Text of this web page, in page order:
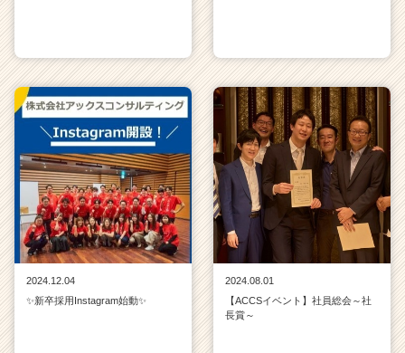
2024.12.04
✨新卒採用Instagram始動✨
2024.08.01
【ACCSイベント】社員総会～社
長賞～